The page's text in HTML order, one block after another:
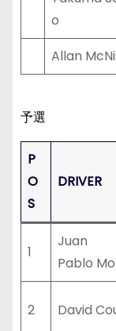
o
Allan
予選
P
O
S
DRIVER
1
Juan
Pablo
2 David